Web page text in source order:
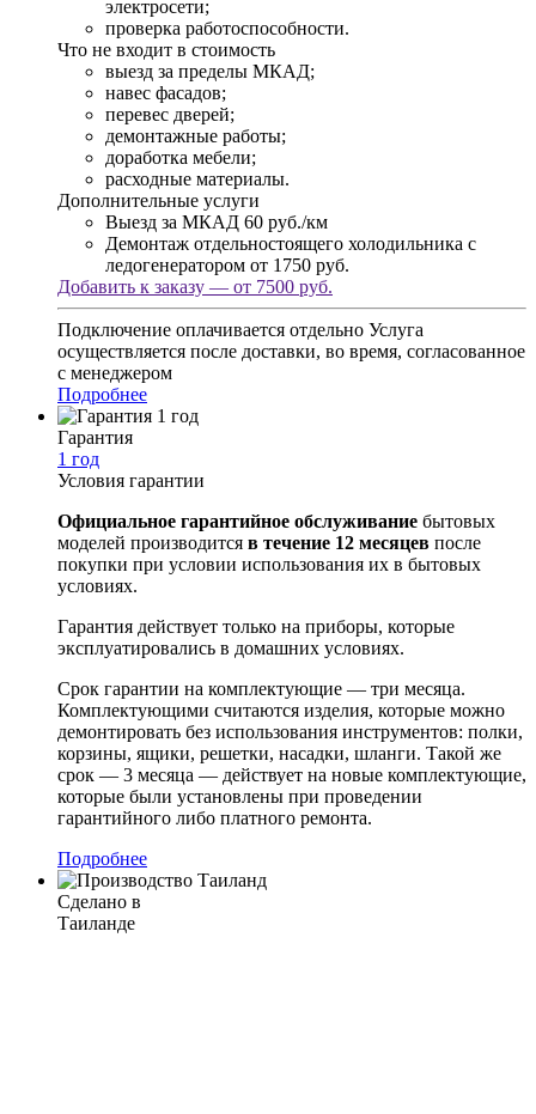
электросети;
проверка работоспособности.
Что не входит в стоимость
выезд за пределы МКАД;
навес фасадов;
перевес дверей;
демонтажные работы;
доработка мебели;
расходные материалы.
Дополнительные услуги
Выезд за МКАД 60 руб./км
Демонтаж отдельностоящего холодильника с
ледогенератором от 1750 руб.
Добавить к заказу — от 7500 руб.
Подключение оплачивается отдельно Услуга
осуществляется после доставки, во время, согласованное
с менеджером
Подробнее
Гарантия
1 год
Условия гарантии
Официальное гарантийное обслуживание бытовых
моделей производится в течение 12 месяцев после
покупки при условии использования их в бытовых
условиях.
Гарантия действует только на приборы, которые
эксплуатировались в домашних условиях.
Срок гарантии на комплектующие — три месяца.
Комплектующими считаются изделия, которые можно
демонтировать без использования инструментов: полки,
корзины, ящики, решетки, насадки, шланги. Такой же
срок — 3 месяца — действует на новые комплектующие,
которые были установлены при проведении
гарантийного либо платного ремонта.
Подробнее
Сделано в
Таиланде